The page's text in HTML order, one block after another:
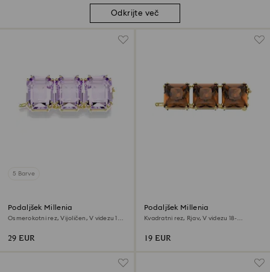
Odkrijte več
5 Barve
Podaljšek Millenia
Osmerokotni rez, Vijoličen, V videzu 18-
29 EUR
Podaljšek Millenia
Kvadratni rez, Rjav, V videzu 18-
19 EUR